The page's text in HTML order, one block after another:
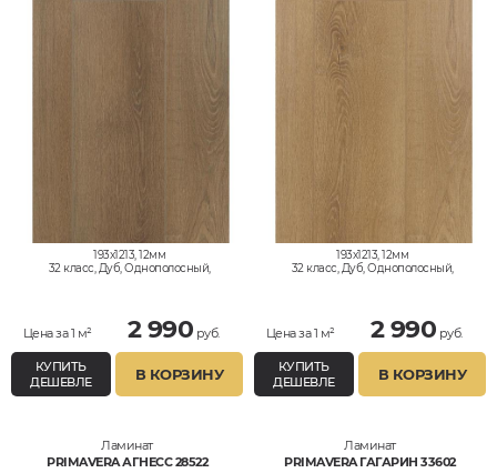
193x1213, 12мм
32 класс, Дуб, Однополосный,
Цена за 1 м² 2 990 руб.
КУПИТЬ
ДЕШЕВЛЕ
В КОРЗИНУ
193x1213, 12мм
32 класс, Дуб, Однополосный,
Цена за 1 м² 2 990 руб.
КУПИТЬ
ДЕШЕВЛЕ
В КОРЗИНУ
Ламинат
PRIMAVERA АГНЕСС 28522
Ламинат
PRIMAVERA ГАГАРИН 33602